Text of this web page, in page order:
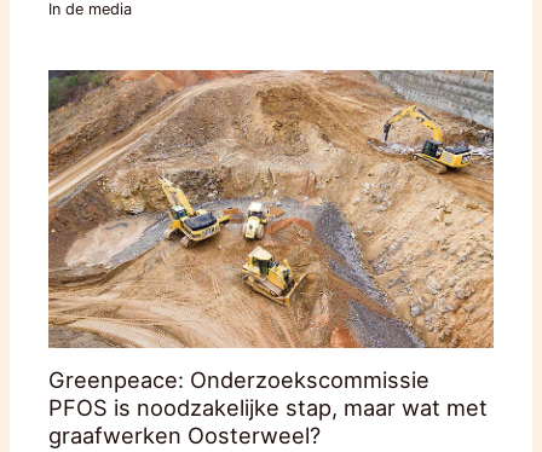
In de media
Greenpeace: Onderzoekscommissie
PFOS is noodzakelijke stap, maar wat met
graafwerken Oosterweel?